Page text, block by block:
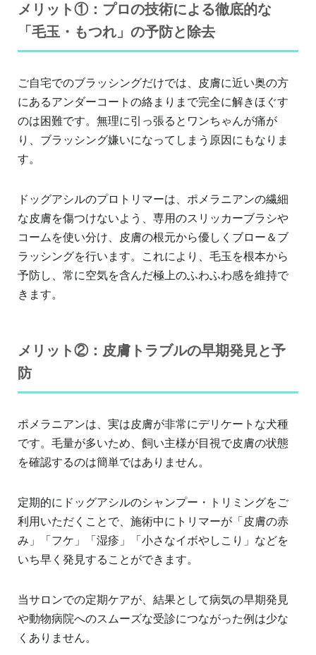
メリット①：プロの技術による徹底的な
「毛玉・もつれ」の予防と除去
ご自宅でのブラッシングだけでは、皮膚に近い奥の方
にあるアンダーコートの絡まりまで完全に解きほぐす
のは困難です。無理に引っ張るとワンちゃんが痛が
り、ブラッシング嫌いになってしまう原因にもなりま
す。
ドッグアシルのプロトリマーは、ポメラニアンの繊細
な皮膚を傷つけないよう、専用のスリッカーブラシや
コームを使い分け、皮膚の根元から優しくブロー＆ブ
ラッシングを行います。これにより、毛玉を根本から
予防し、常に空気を含んだ極上のふわふわ感を維持で
きます。
メリット②：皮膚トラブルの早期発見と予
防
ポメラニアンは、実は皮膚が非常にデリケートな犬種
です。毛量が多いため、飼い主様が目視で皮膚の状態
を確認するのは簡単ではありません。
定期的にドッグアシルのシャンプー・トリミングをご
利用いただくことで、施術中にトリマーが「皮膚の赤
み」「フケ」「湿疹」「小さなイボやしこり」などを
いち早く発見することができます。
当サロンでの定期ケアが、結果として病気の早期発見
や動物病院へのスムーズな受診につながった例は少な
くありません。